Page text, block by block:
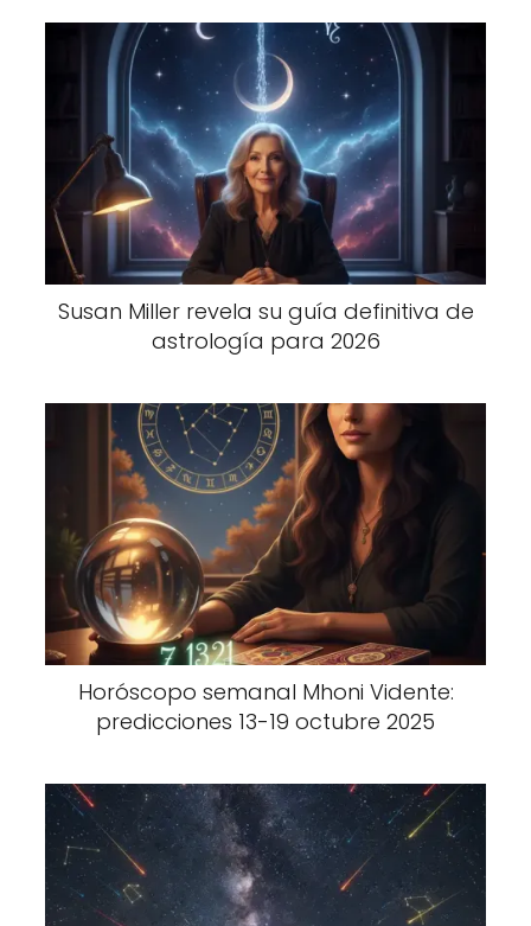
Susan Miller revela su guía definitiva de
astrología para 2026
Horóscopo semanal Mhoni Vidente:
predicciones 13-19 octubre 2025